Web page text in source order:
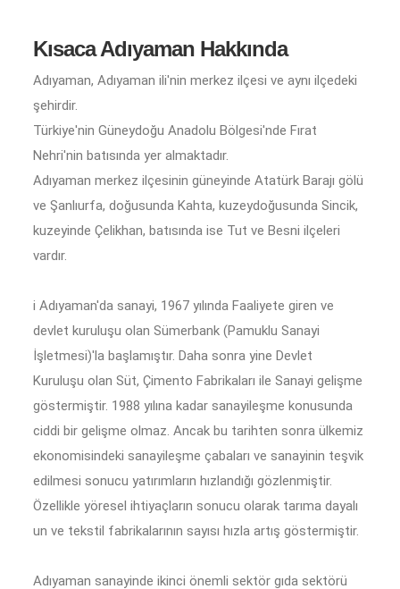
Kısaca Adıyaman Hakkında
Adıyaman, Adıyaman ili'nin merkez ilçesi ve aynı ilçedeki
şehirdir.
Türkiye'nin Güneydoğu Anadolu Bölgesi'nde Fırat
Nehri'nin batısında yer almaktadır.
Adıyaman merkez ilçesinin güneyinde Atatürk Barajı gölü
ve Şanlıurfa, doğusunda Kahta, kuzeydoğusunda Sincik,
kuzeyinde Çelikhan, batısında ise Tut ve Besni ilçeleri
vardır.
i Adıyaman'da sanayi, 1967 yılında Faaliyete giren ve
devlet kuruluşu olan Sümerbank (Pamuklu Sanayi
İşletmesi)'la başlamıştır. Daha sonra yine Devlet
Kuruluşu olan Süt, Çimento Fabrikaları ile Sanayi gelişme
göstermiştir. 1988 yılına kadar sanayileşme konusunda
ciddi bir gelişme olmaz. Ancak bu tarihten sonra ülkemiz
ekonomisindeki sanayileşme çabaları ve sanayinin teşvik
edilmesi sonucu yatırımların hızlandığı gözlenmiştir.
Özellikle yöresel ihtiyaçların sonucu olarak tarıma dayalı
un ve tekstil fabrikalarının sayısı hızla artış göstermiştir.
Adıyaman sanayinde ikinci önemli sektör gıda sektörü